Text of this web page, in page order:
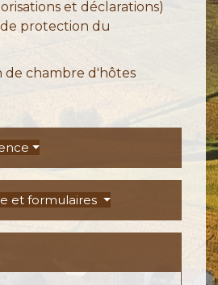
et déclarations)
protection du
de chambre d'hôtes
et formulaires